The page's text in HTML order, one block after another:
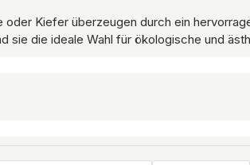
Kiefer überzeugen durch ein
sie die ideale Wahl für ökologische und